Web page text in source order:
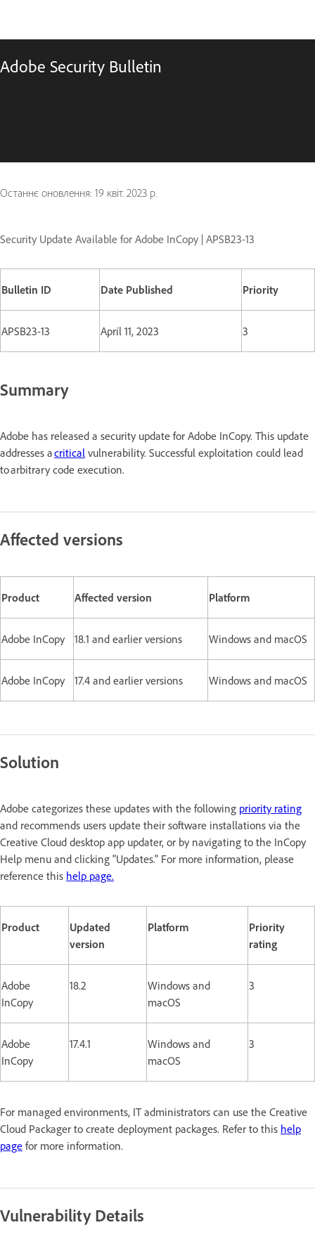
Adobe Security Bulletin
Останнє оновлення: 19 квіт. 2023 р.
Security Update Available for Adobe InCopy | APSB23-13
Bulletin ID Date Published Priority
APSB23-13 April 11, 2023 3
Summary
Adobe has released a security update for Adobe InCopy. This update
addresses acritical vulnerability. Successful exploitation could lead
to arbitrary code execution.
Affected versions
Product Affected version Platform
Adobe InCopy 18.1 and earlier versions Windows and macOS
Adobe InCopy 17.4 and earlier versions Windows and macOS
Solution
Adobe categorizes these updates with the following priority rating
and recommends users update their software installations via the
Creative Cloud desktop app updater, or by navigating to the InCopy
Help menu and clicking "Updates." For more information, please
reference this help page.
Product
Updated
version
Platform
Priority
rating
Adobe
InCopy
18.2
Windows and
macOS
3
Adobe
InCopy
17.4.1
Windows and
macOS
3
For managed environments, IT administrators can use the Creative
Cloud Packager to create deployment packages. Refer to this help
page for more information.
Vulnerability Details